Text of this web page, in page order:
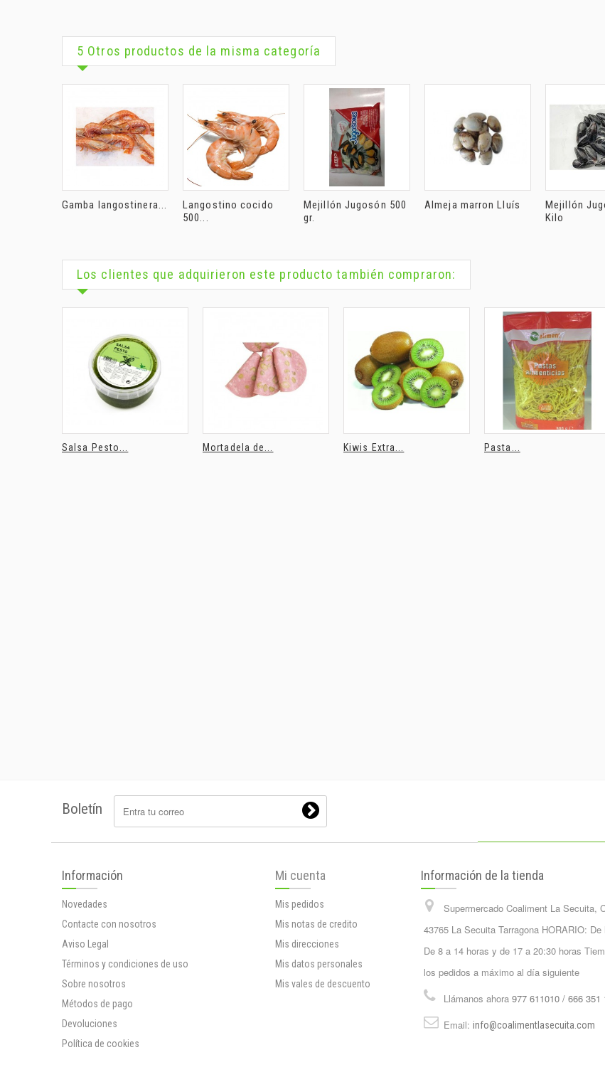
5 Otros productos de la misma categoría
Gamba langostinera...
Langostino cocido
500...
Mejillón Jugosón 500
gr.
Almeja marron Lluís
Mejillón
Kilo
Los clientes que adquirieron este producto también compraron:
Salsa Pesto... Mortadela de... Kiwis Extra... Pasta...
Boletín
Información
Novedades
Contacte con nosotros
Aviso Legal
Términos y condiciones de uso
Sobre nosotros
Métodos de pago
Devoluciones
Política de cookies
Mi cuenta
Mis pedidos
Mis notas de credito
Mis direcciones
Mis datos personales
Mis vales de descuento
Información de la tienda
Supermercado Coaliment La Secuita,
43765 La Secuita Tarragona HORARIO:
De 8 a 14 horas y de 17 a 20:30 horas
los pedidos a máximo al día siguiente
Llámanos ahora 977 611010 / 666 351
Email: info@coalimentlasecuita.com